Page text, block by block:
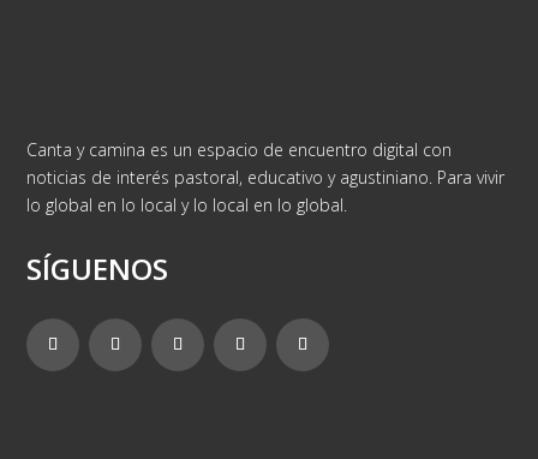
Canta y camina es un espacio de encuentro digital con
noticias de interés pastoral, educativo y agustiniano. Para vivir
lo global en lo local y lo local en lo global.
SÍGUENOS